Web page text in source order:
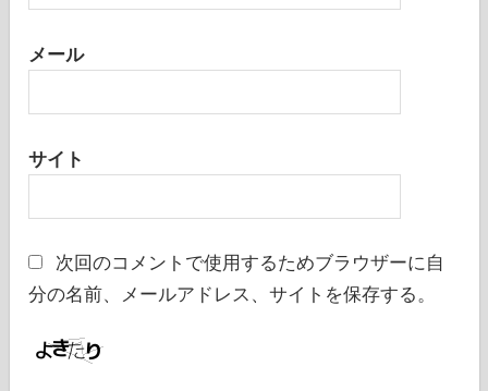
メール
サイト
次回のコメントで使用するためブラウザーに自
分の名前、メールアドレス、サイトを保存する。